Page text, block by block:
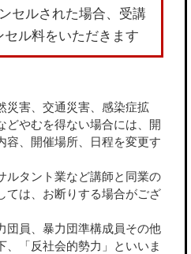
セルされた場合、受講
ル料をいただきます
災害、交通災害、感染症拡
どやむを得ない場合には、開
容、開催場所、日程を変更す
ルタント業など講師と同業の
ては、お断りする場合がござ
団員、暴力団準構成員その他
、「反社会的勢力」といいま